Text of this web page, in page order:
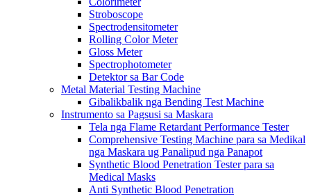
Stroboscope
Spectrodensitometer
Rolling Color Meter
Gloss Meter
Spectrophotometer
Detektor sa Bar Code
Metal Material Testing Machine
Gibalikbalik nga Bending Test Machine
Instrumento sa Pagsusi sa Maskara
Tela nga Flame Retardant Performance Tester
Comprehensive Testing Machine para sa Medikal
nga Maskara ug Panalipud nga Panapot
Synthetic Blood Penetration Tester para sa
Medical Masks
Anti Synthetic Blood Penetration